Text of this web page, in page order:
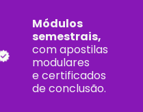
Módulos
semestrais,
com apostilas
modulares
e certificados
de conclusão.